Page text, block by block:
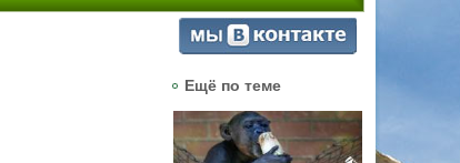
Ещё по теме